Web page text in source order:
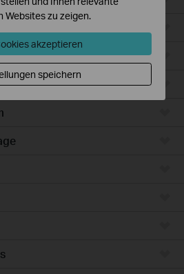
Websites zu zeigen.
akzeptieren
speichern